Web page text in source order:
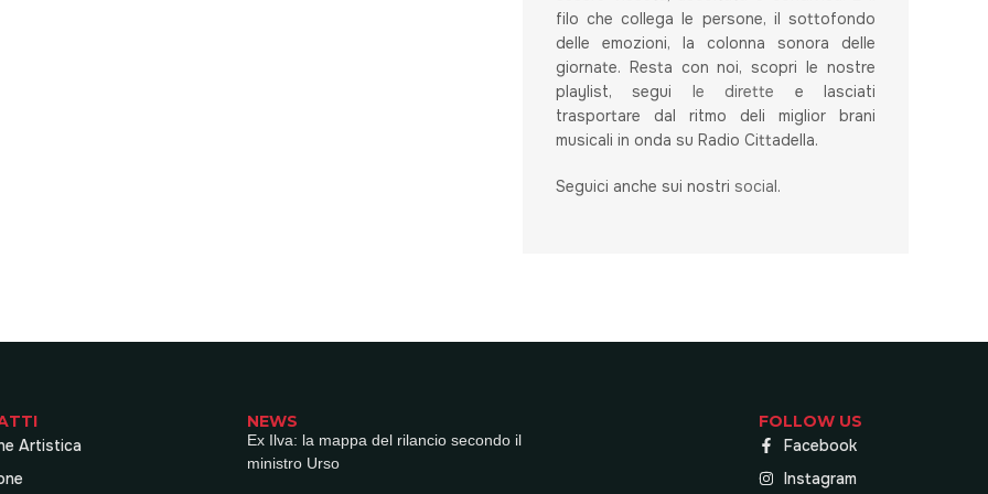
filo che collega le persone, il sottofondo
delle emozioni, la colonna sonora delle
giornate. Resta con noi, scopri le nostre
playlist, segui le dirette e lasciati
trasportare dal ritmo deli miglior brani
musicali in onda su Radio Cittadella.
Seguici anche sui nostri social.
Artistica
NEWS
Ex Ilva: la mappa del rilancio secondo il
ministro Urso
FOLLOW US
Facebook
Instagram